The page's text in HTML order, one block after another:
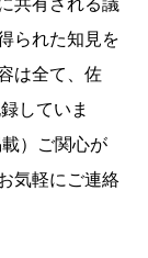
られた知見を
は全て、佐
していま
）ご関心が
気軽にご連絡